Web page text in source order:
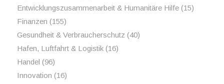
Entwicklungszusammenarbeit & Humanitäre Hilfe(15)
Finanzen (155)
Gesundheit & Verbraucherschutz (40)
Hafen, Luftfahrt & Logistik(16)
Handel (96)
Innovation (16)